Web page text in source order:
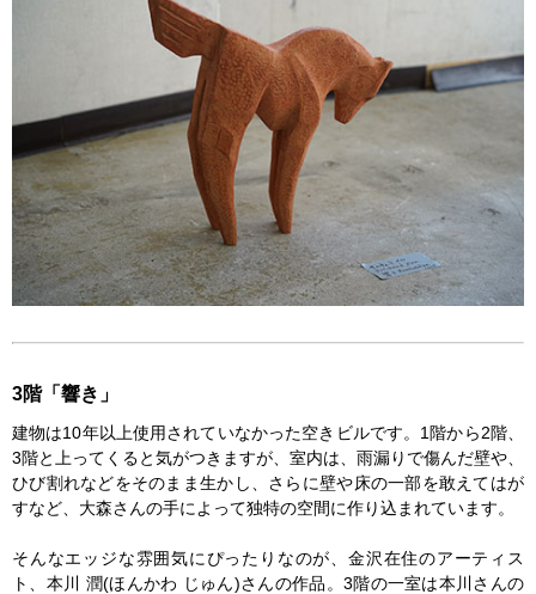
3階「響き」
建物は10年以上使用されていなかった空きビルです。1階から2階、
3階と上ってくると気がつきますが、室内は、雨漏りで傷んだ壁や、
ひび割れなどをそのまま生かし、さらに壁や床の一部を敢えてはが
すなど、大森さんの手によって独特の空間に作り込まれています。
そんなエッジな雰囲気にぴったりなのが、金沢在住のアーティス
ト、本川 潤(ほんかわ じゅん)さんの作品。3階の一室は本川さんの